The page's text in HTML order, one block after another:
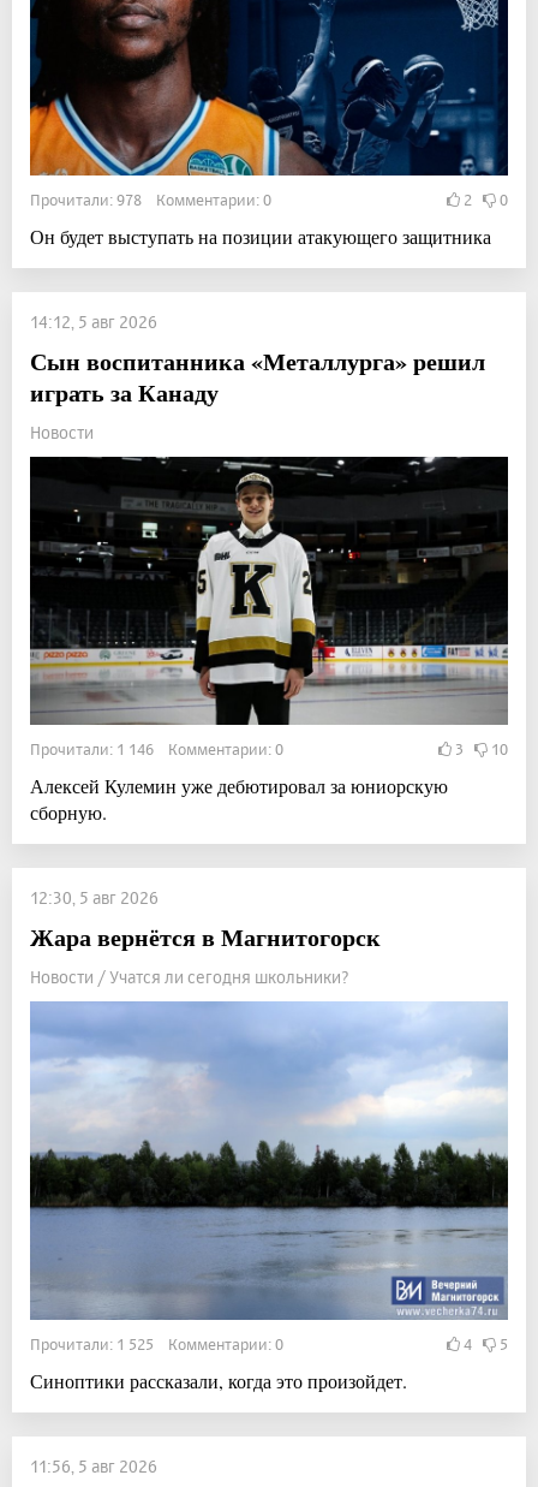
Прочитали: 978 Комментарии: 0 2 0
Он будет выступать на позиции атакующего защитника
14:12, 5 авг 2026
Сын воспитанника «Металлурга» решил
играть за Канаду
Новости
Прочитали: 1 146 Комментарии: 0 3 10
Алексей Кулемин уже дебютировал за юниорскую
сборную.
12:30, 5 авг 2026
Жара вернётся в Магнитогорск
Новости / Учатся ли сегодня школьники?
Прочитали: 1 525 Комментарии: 0 4 5
Синоптики рассказали, когда это произойдет.
11:56, 5 авг 2026